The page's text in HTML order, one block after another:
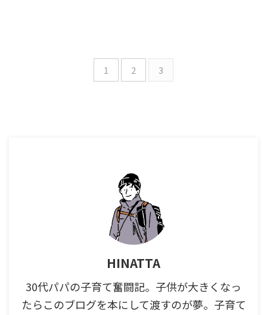
の感情を豊かにするために、
とるべき親の行動 が分かりま
す。 理学療法士として働いて
どもが何を考えているのか？ ...
1 2 3
HINATTA
30代パパの子育て奮闘記。子供が大きくなっ
たらこのブログを本にして渡すのが夢。子育て